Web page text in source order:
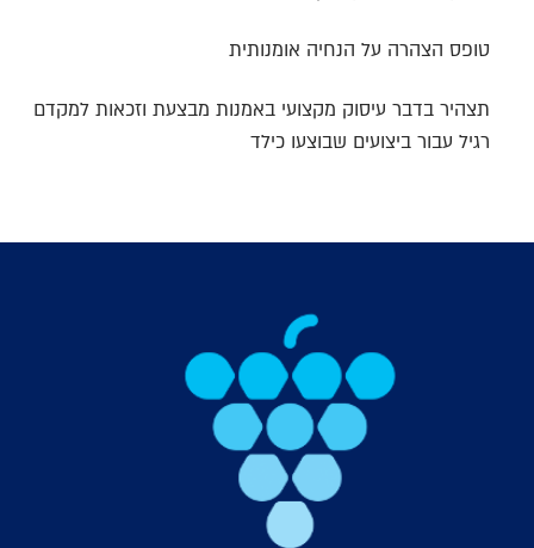
טופס הצהרה על הנחיה אומנותית
תצהיר בדבר עיסוק מקצועי באמנות מבצעת וזכאות למקדם
רגיל עבור ביצועים שבוצעו כילד